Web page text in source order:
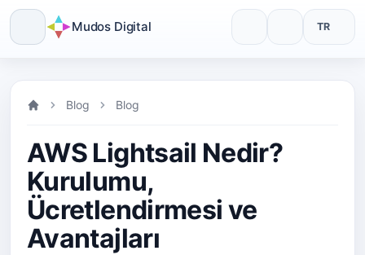
content
Mudos Digital TR
Blog Blog
AWS Lightsail Nedir?
Kurulumu,
Ücretlendirmesi ve
Avantajları